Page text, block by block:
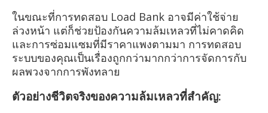
ในขณะที่การทดสอบ Load Bank อาจมีค่าใช้จ่าย
ล่วงหน้า แต่ก็ช่วยป้องกันความล้มเหลวที่ไม่คาดคิด
และการซ่อมแซมที่มีราคาแพงตามมา การทดสอบ
ระบบของคุณเป็นเรื่องถูกกว่ามากกว่าการจัดการกับ
ผลพวงจากการพังทลาย
ตัวอย่างชีวิตจริงของความล้มเหลวที่สำคัญ: